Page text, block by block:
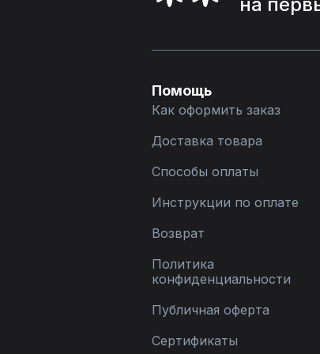
Помощь
Как оформить заказ
Доставка товара
Способы оплаты
Инструкции по оплате
Возврат
Политика
конфиденциальности
Публичная оферта
Сертификаты